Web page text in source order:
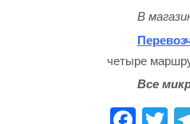
В
четыре
Все